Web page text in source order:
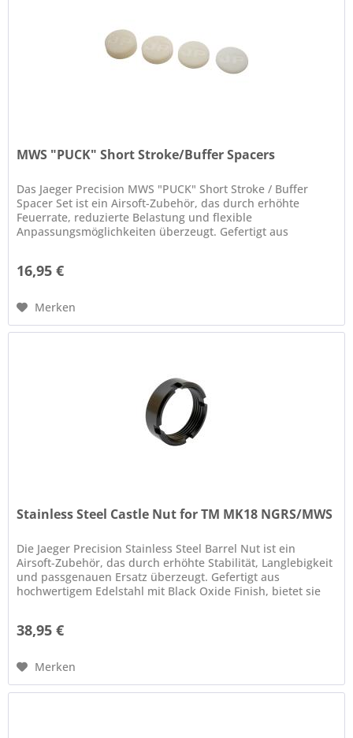
MWS "PUCK" Short Stroke/Buffer Spacers
Das Jaeger Precision MWS "PUCK" Short Stroke / Buffer
Spacer Set ist ein Airsoft-Zubehör, das durch erhöhte
Feuerrate, reduzierte Belastung und flexible
Anpassungsmöglichkeiten überzeugt. Gefertigt aus
16,95 €
Merken
Stainless Steel Castle Nut for TM MK18 NGRS/MWS
Die Jaeger Precision Stainless Steel Barrel Nut ist ein
Airsoft-Zubehör, das durch erhöhte Stabilität, Langlebigkeit
und passgenauen Ersatz überzeugt. Gefertigt aus
hochwertigem Edelstahl mit Black Oxide Finish, bietet sie
38,95 €
Merken